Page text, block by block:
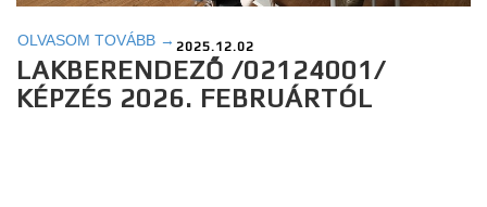
OLVASOM TOVÁBB → 2025.12.02
LAKBERENDEZŐ /02124001/
KÉPZÉS 2026. FEBRUÁRTÓL